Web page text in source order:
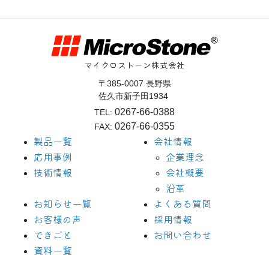
マイクロストーン株式会社
〒385-0007 長野県
佐久市新子田1934
TEL: 0267-66-0388
FAX: 0267-66-0355
製品一覧
応用事例
技術情報
会社情報
企業理念
会社概要
沿革
お知らせ一覧
お客様の声
できごと
資料一覧
よくある質問
採用情報
お問い合わせ